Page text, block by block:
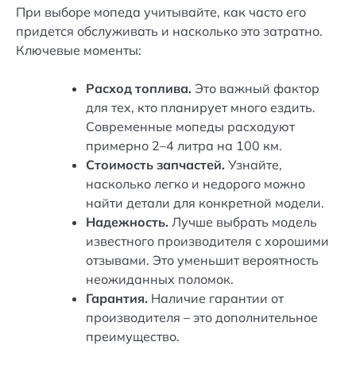
При выборе мопеда учитывайте, как часто его
придется обслуживать и насколько это затратно.
Ключевые моменты:
Расход топлива. Это важный фактор
для тех, кто планирует много ездить.
Современные мопеды расходуют
примерно 2–4 литра на 100 км.
Стоимость запчастей. Узнайте,
насколько легко и недорого можно
найти детали для конкретной модели.
Надежность. Лучше выбрать модель
известного производителя с хорошими
отзывами. Это уменьшит вероятность
неожиданных поломок.
Гарантия. Наличие гарантии от
производителя – это дополнительное
преимущество.